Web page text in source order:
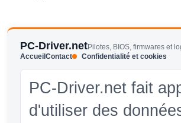
PC-Driver.netPilotes, BIOS, firmwares et
AccueilContact Confidentialité et cookies
PC-Driver.net fait
d'utiliser des